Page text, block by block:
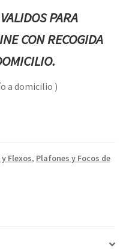
PARA
CON RECOGIDA
a domicilio )
Flexos, Plafones y Focos de